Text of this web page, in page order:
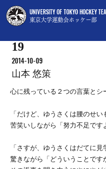
UNIVERSITY OF TOKYO HOCKEY
東京大学運動会ホッケー部
19
2014-10-09
山本 悠策
心に残っている２つの言葉とシ
「だけど、ゆうさくは腰のせい
苦笑いしながら「努力不足です
「さすが、ゆうさくはだてに見
驚きながら「どういうことです